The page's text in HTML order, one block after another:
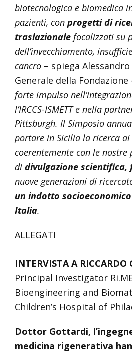
biotecnologica e biomedica
pazienti, con progetti di
traslazionalefocalizzati su
dell’invecchiamento,
cancro– spiega
Generale della Fondazione
forte impulso
l’IRCCS-ISMETT e nella
Pittsburgh. Il Simposio
portare in Sicilia la ricerca
coerentemente con le nostre
di divulgazione scientifica,
nuove generazioni di
un indotto
Italia.
ALLEGATI
INTERVISTA A RICCARDO
Principal Investigator
Bioengineering and
Children’s Hospital of
Dottor Gottardi,
medicina rigenerativa